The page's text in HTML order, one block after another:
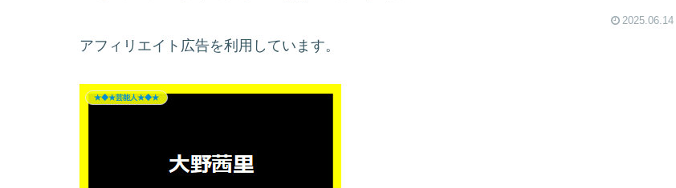
2025.06.14
アフィリエイト広告を利用しています。
★◆★芸能人★◆★